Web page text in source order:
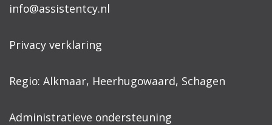
info@assistentcy.nl
Privacy verklaring
Regio: Alkmaar, Heerhugowaard, Schagen
Administratieve ondersteuning